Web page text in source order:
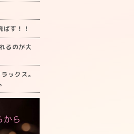
す！！
るのが大
ックス。